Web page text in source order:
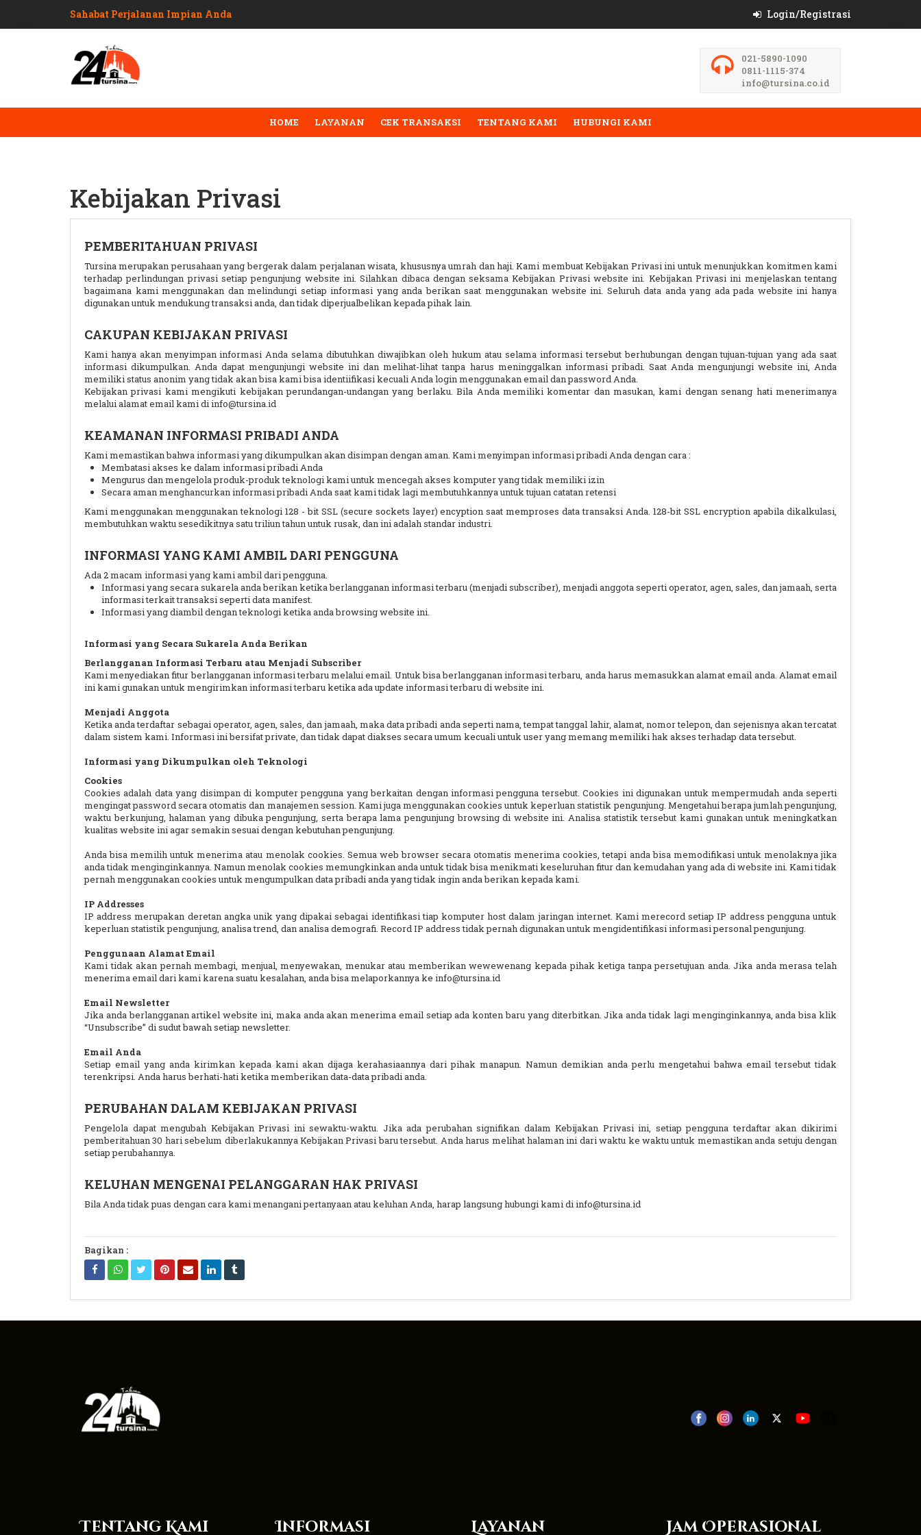
Sahabat Perjalanan Impian Anda Login/Registrasi
021-5890-1090
0811-1115-374
info@tursina.co.id
HOME LAYANAN CEK TRANSAKSI TENTANG KAMI HUBUNGI KAMI
Kebijakan Privasi
PEMBERITAHUAN PRIVASI
Tursina merupakan perusahaan yang bergerak dalam perjalanan wisata, khususnya umrah dan haji. Kami membuat Kebijakan Privasi ini untuk menunjukkan komitmen kami
terhadap perlindungan privasi setiap pengunjung website ini. Silahkan dibaca dengan seksama Kebijakan Privasi website ini. Kebijakan Privasi ini menjelaskan tentang
bagaimana kami menggunakan dan melindungi setiap informasi yang anda berikan saat menggunakan website ini. Seluruh data anda yang ada pada website ini hanya
digunakan untuk mendukung transaksi anda, dan tidak diperjualbelikan kepada pihak lain.
CAKUPAN KEBIJAKAN PRIVASI
Kami hanya akan menyimpan informasi Anda selama dibutuhkan diwajibkan oleh hukum atau selama informasi tersebut berhubungan dengan tujuan-tujuan yang ada saat
informasi dikumpulkan. Anda dapat mengunjungi website ini dan melihat-lihat tanpa harus meninggalkan informasi pribadi. Saat Anda mengunjungi website ini, Anda
memiliki status anonim yang tidak akan bisa kami bisa identiifikasi kecuali Anda login menggunakan email dan password Anda.
Kebijakan privasi kami mengikuti kebijakan perundangan-undangan yang berlaku. Bila Anda memiliki komentar dan masukan, kami dengan senang hati menerimanya
melalui alamat email kami di info@tursina.id
KEAMANAN INFORMASI PRIBADI ANDA
Kami memastikan bahwa informasi yang dikumpulkan akan disimpan dengan aman. Kami menyimpan informasi pribadi Anda dengan cara :
Membatasi akses ke dalam informasi pribadi Anda
Mengurus dan mengelola produk-produk teknologi kami untuk mencegah akses komputer yang tidak memiliki izin
Secara aman menghancurkan informasi pribadi Anda saat kami tidak lagi membutuhkannya untuk tujuan catatan retensi
Kami menggunakan menggunakan teknologi 128 - bit SSL (secure sockets layer) encyption saat memproses data transaksi Anda. 128-bit SSL encryption apabila dikalkulasi,
membutuhkan waktu sesedikitnya satu triliun tahun untuk rusak, dan ini adalah standar industri.
INFORMASI YANG KAMI AMBIL DARI PENGGUNA
Ada 2 macam informasi yang kami ambil dari pengguna.
Informasi yang secara sukarela anda berikan ketika berlangganan informasi terbaru (menjadi subscriber), menjadi anggota seperti operator, agen, sales, dan jamaah, serta
informasi terkait transaksi seperti data manifest.
Informasi yang diambil dengan teknologi ketika anda browsing website ini.
Informasi yang Secara Sukarela Anda Berikan
Berlangganan Informasi Terbaru atau Menjadi Subscriber
Kami menyediakan fitur berlangganan informasi terbaru melalui email. Untuk bisa berlangganan informasi terbaru, anda harus memasukkan alamat email anda. Alamat email
ini kami gunakan untuk mengirimkan informasi terbaru ketika ada update informasi terbaru di website ini.
Menjadi Anggota
Ketika anda terdaftar sebagai operator, agen, sales, dan jamaah, maka data pribadi anda seperti nama, tempat tanggal lahir, alamat, nomor telepon, dan sejenisnya akan tercatat
dalam sistem kami. Informasi ini bersifat private, dan tidak dapat diakses secara umum kecuali untuk user yang memang memiliki hak akses terhadap data tersebut.
Informasi yang Dikumpulkan oleh Teknologi
Cookies
Cookies adalah data yang disimpan di komputer pengguna yang berkaitan dengan informasi pengguna tersebut. Cookies ini digunakan untuk mempermudah anda seperti
mengingat password secara otomatis dan manajemen session. Kami juga menggunakan cookies untuk keperluan statistik pengunjung. Mengetahui berapa jumlah pengunjung,
waktu berkunjung, halaman yang dibuka pengunjung, serta berapa lama pengunjung browsing di website ini. Analisa statistik tersebut kami gunakan untuk meningkatkan
kualitas website ini agar semakin sesuai dengan kebutuhan pengunjung.
Anda bisa memilih untuk menerima atau menolak cookies. Semua web browser secara otomatis menerima cookies, tetapi anda bisa memodifikasi untuk menolaknya jika
anda tidak menginginkannya. Namun menolak cookies memungkinkan anda untuk tidak bisa menikmati keseluruhan fitur dan kemudahan yang ada di website ini. Kami tidak
pernah menggunakan cookies untuk mengumpulkan data pribadi anda yang tidak ingin anda berikan kepada kami.
IP Addresses
IP address merupakan deretan angka unik yang dipakai sebagai identifikasi tiap komputer host dalam jaringan internet. Kami merecord setiap IP address pengguna untuk
keperluan statistik pengunjung, analisa trend, dan analisa demografi. Record IP address tidak pernah digunakan untuk mengidentifikasi informasi personal pengunjung.
Penggunaan Alamat Email
Kami tidak akan pernah membagi, menjual, menyewakan, menukar atau memberikan wewewenang kepada pihak ketiga tanpa persetujuan anda. Jika anda merasa telah
menerima email dari kami karena suatu kesalahan, anda bisa melaporkannya ke info@tursina.id
Email Newsletter
Jika anda berlangganan artikel website ini, maka anda akan menerima email setiap ada konten baru yang diterbitkan. Jika anda tidak lagi menginginkannya, anda bisa klik
“Unsubscribe” di sudut bawah setiap newsletter.
Email Anda
Setiap email yang anda kirimkan kepada kami akan dijaga kerahasiaannya dari pihak manapun. Namun demikian anda perlu mengetahui bahwa email tersebut tidak
terenkripsi. Anda harus berhati-hati ketika memberikan data-data pribadi anda.
PERUBAHAN DALAM KEBIJAKAN PRIVASI
Pengelola dapat mengubah Kebijakan Privasi ini sewaktu-waktu. Jika ada perubahan signifikan dalam Kebijakan Privasi ini, setiap pengguna terdaftar akan dikirimi
pemberitahuan 30 hari sebelum diberlakukannya Kebijakan Privasi baru tersebut. Anda harus melihat halaman ini dari waktu ke waktu untuk memastikan anda setuju dengan
setiap perubahannya.
KELUHAN MENGENAI PELANGGARAN HAK PRIVASI
Bila Anda tidak puas dengan cara kami menangani pertanyaan atau keluhan Anda, harap langsung hubungi kami di info@tursina.id
Bagikan :
Tentang Kami Informasi Layanan Jam Operasional